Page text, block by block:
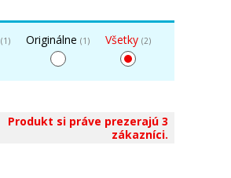
(1) Originálne (1) Všetky (2)
Produkt si práve prezerajú 3
zákazníci.